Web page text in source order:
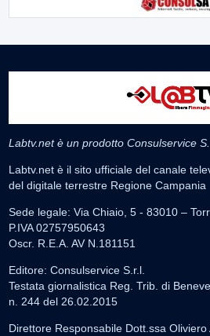
Labtv.net è un prodotto Consulservice
Labtv.net è il sito ufficiale del canale
del digitale terrestre Regione Campania
Sede legale: Via Chiaio, 5 - 83010 –
P.IVA 02757950643
Oscr. R.E.A. AV N.181151
Editore: Consulservice S.r.l.
Testata giornalistica Reg. Trib. di
n. 244 del 26.02.2015
Direttore Responsabile Dott.ssa Oliviero